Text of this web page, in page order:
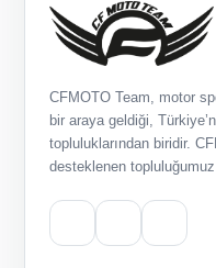
CFMOTO Team, motor
bir araya geldiği,
topluluklarından biridir.
desteklenen